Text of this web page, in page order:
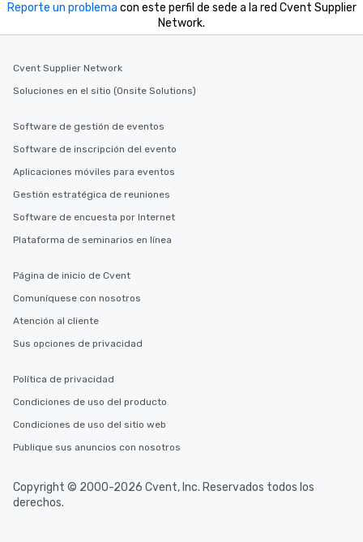
Reporte un problema con este perfil de sede a la red Cvent Supplier
Network.
Cvent Supplier Network
Soluciones en el sitio (Onsite Solutions)
Software de gestión de eventos
Software de inscripción del evento
Aplicaciones móviles para eventos
Gestión estratégica de reuniones
Software de encuesta por Internet
Plataforma de seminarios en línea
Página de inicio de Cvent
Comuníquese con nosotros
Atención al cliente
Sus opciones de privacidad
Política de privacidad
Condiciones de uso del producto
Condiciones de uso del sitio web
Publique sus anuncios con nosotros
Copyright © 2000-2026 Cvent, Inc. Reservados todos los
derechos.